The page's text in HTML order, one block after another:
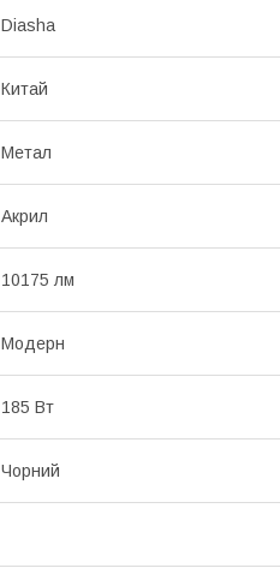
Diasha
Китай
Метал
Акрил
10175 лм
Модерн
185 Вт
Чорний